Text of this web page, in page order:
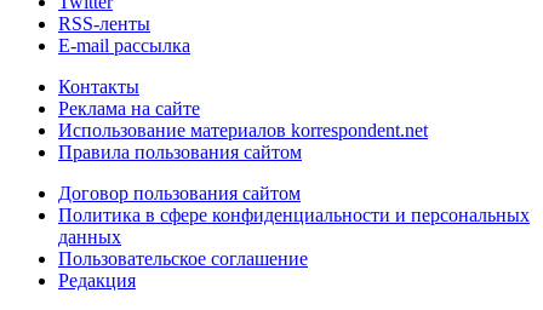
RSS-ленты
E-mail рассылка
Контакты
Реклама на сайте
Использование материалов korrespondent.net
Правила пользования сайтом
Договор пользования сайтом
Политика в сфере конфиденциальности и персональных
данных
Пользовательское соглашение
Редакция